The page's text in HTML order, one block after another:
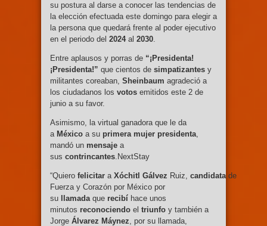
su postura al darse a conocer las tendencias de
la elección efectuada este domingo para elegir a
la persona que quedará frente al poder ejecutivo
en el periodo del 2024 al 2030.
Entre aplausos y porras de “¡Presidenta!
¡Presidenta!” que cientos de simpatizantes y
militantes coreaban, Sheinbaum agradeció a
los ciudadanos los votos emitidos este 2 de
junio a su favor.
Asimismo, la virtual ganadora que le da
a México a su primera mujer presidenta,
mandó un mensaje a
sus contrincantes.NextStay
“Quiero felicitar a Xóchitl Gálvez Ruiz, candidatade
Fuerza y Corazón por México por
su
llamadaque recibí hace unos
minutos reconociendo el triunfo y también a
Jorge Álvarez Máynez, por su llamada,